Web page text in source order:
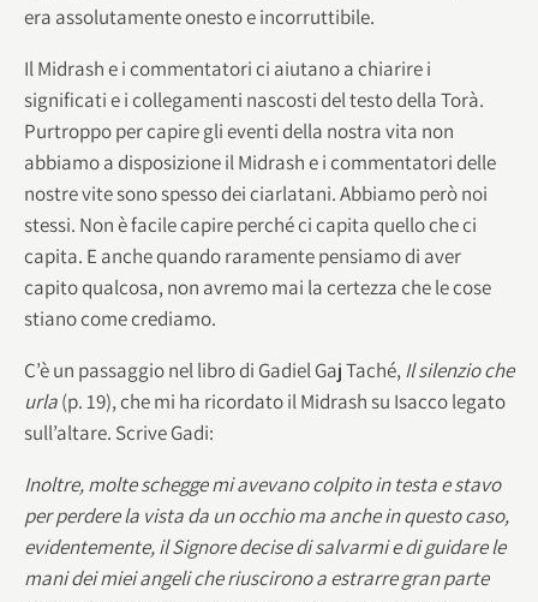
era assolutamente onesto e incorruttibile.
Il Midrash e i commentatori ci aiutano a chiarire i
significati e i collegamenti nascosti del testo della Torà.
Purtroppo per capire gli eventi della nostra vita non
abbiamo a disposizione il Midrash e i commentatori delle
nostre vite sono spesso dei ciarlatani. Abbiamo però noi
stessi. Non è facile capire perché ci capita quello che ci
capita. E anche quando raramente pensiamo di aver
capito qualcosa, non avremo mai la certezza che le cose
stiano come crediamo.
C’è un passaggio nel libro di Gadiel Gaj Taché,Il silenzio che
urla(p. 19), che mi ha ricordato il Midrash su Isacco legato
sull’altare. Scrive Gadi:
Inoltre, molte schegge mi avevano colpito in testa e stavo
per perdere la vista da un occhio ma anche in questo caso,
evidentemente, il Signore decise di salvarmi e di guidare le
mani dei miei angeli che riuscirono a estrarre gran parte